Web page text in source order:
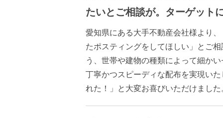
たいとご相談が。ターゲット
愛知県にある大手不動産会社様より
たポスティングをしてほしい」とご
う、世帯や建物の種類によって細か
丁寧かつスピーディな配布を実現い
れた！」と大変お喜びいただけました